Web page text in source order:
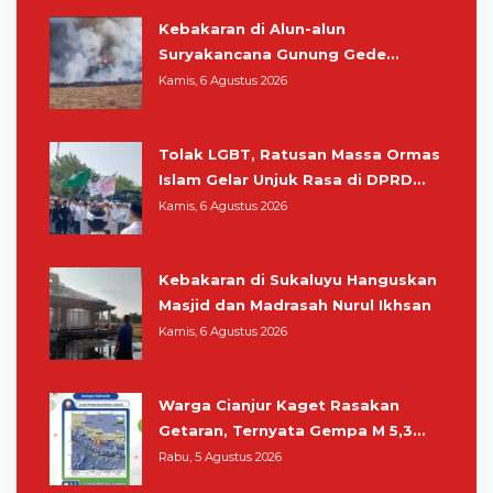
Kebakaran di Alun-alun
Suryakancana Gunung Gede
Pangrango, Relawan dan Warga
Kamis, 6 Agustus 2026
Tolak LGBT, Ratusan Massa Ormas
Islam Gelar Unjuk Rasa di DPRD
Cianjur
Kamis, 6 Agustus 2026
Kebakaran di Sukaluyu Hanguskan
Masjid dan Madrasah Nurul Ikhsan
Kamis, 6 Agustus 2026
Warga Cianjur Kaget Rasakan
Getaran, Ternyata Gempa M 5,3
Berpusat di Pangandaran
Rabu, 5 Agustus 2026